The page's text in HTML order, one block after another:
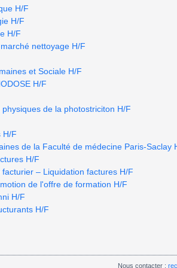
H/F
H/F
H/F
nettoyage H/F
et Sociale H/F
H/F
de la photostriciton H/F
H/F
de la Faculté de médecine Paris-Saclay
H/F
– Liquidation factures H/F
de l'offre de formation H/F
H/F
H/F
Nous contacter :